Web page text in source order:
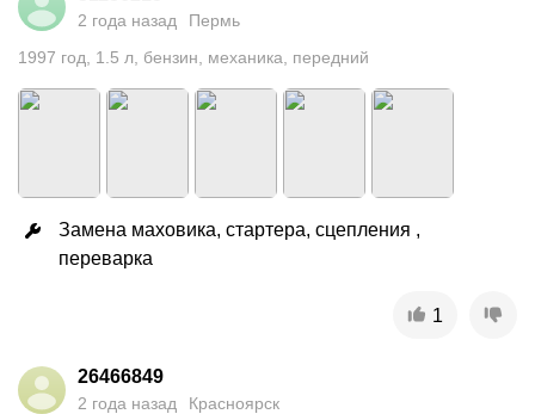
2 года назад
Пермь
1997 год 1.5 л бензин механика передний
Замена маховика, стартера, сцепления ,
переварка
1
26466849
2 года назад
Красноярск